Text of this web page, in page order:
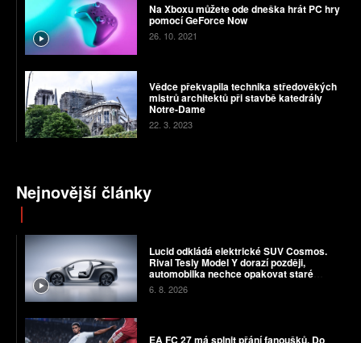
Na Xboxu můžete ode dneška hrát PC hry
pomocí GeForce Now
26. 10. 2021
Vědce překvapila technika středověkých
mistrů architektů při stavbě katedrály
Notre-Dame
22. 3. 2023
Nejnovější články
Lucid odkládá elektrické SUV Cosmos.
Rival Tesly Model Y dorazí později,
automobilka nechce opakovat staré
chyby
6. 8. 2026
EA FC 27 má splnit přání fanoušků. Do